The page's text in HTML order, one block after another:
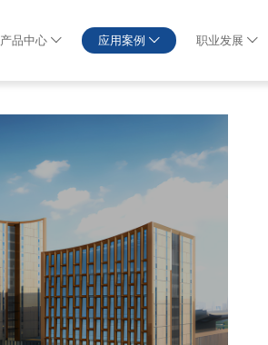
产品中心 应用案例 职业发展